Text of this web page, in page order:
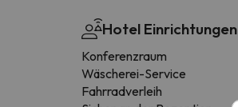
Hotel Einrichtungen
Konferenzraum
Wäscherei-Service
Fahrradverleih